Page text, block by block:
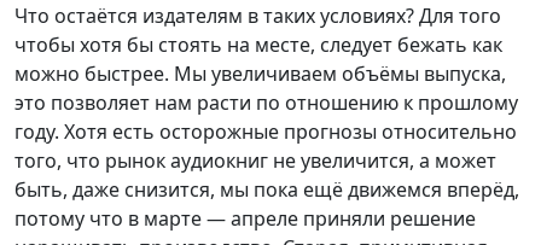
Что остаётся издателям в таких условиях? Для того
чтобы хотя бы стоять на месте, следует бежать как
можно быстрее. Мы увеличиваем объёмы выпуска,
это позволяет нам расти по отношению к прошлому
году. Хотя есть осторожные прогнозы относительно
того, что рынок аудиокниг не увеличится, а может
быть, даже снизится, мы пока ещё движемся вперёд,
потому что в марте — апреле приняли решение